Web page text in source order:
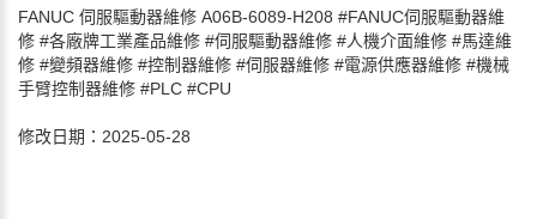
FANUC 伺服驅動器維修 A06B-6089-H208 #FANUC伺服驅動器維
修 #各廠牌工業產品維修 #伺服驅動器維修 #人機介面維修 #馬達維
修 #變頻器維修 #控制器維修 #伺服器維修 #電源供應器維修 #機械
手臂控制器維修 #PLC #CPU
修改日期：2025-05-28